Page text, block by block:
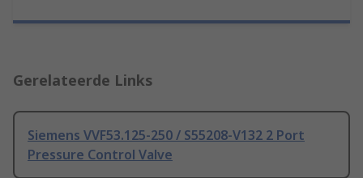
Gerelateerde Links
Siemens VVF53.125-250 / S55208-V132 2 Port
Pressure Control Valve